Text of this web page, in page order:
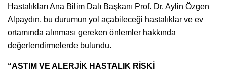
Hastalıkları Ana Bilim Dalı Başkanı Prof. Dr. Aylin Özgen
Alpaydın, bu durumun yol açabileceği hastalıklar ve ev
ortamında alınması gereken önlemler hakkında
değerlendirmelerde bulundu.
“ASTIM VE ALERJİK HASTALIK RİSKİ